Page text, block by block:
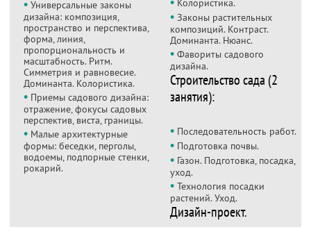
• Универсальные законы
дизайна: композиция,
пространство и перспектива,
форма, линия,
пропорциональность и
масштабность. Ритм.
Симметрия и равновесие.
Доминанта. Колористика.
• Приемы садового дизайна:
отражение, фокусы садовых
перспектив, виста, границы.
• Малые архитектурные
формы: беседки, перголы,
водоемы, подпорные стенки,
рокарий.
Колористика.
• Законы растительных
композиций. Контраст.
Доминанта. Нюанс.
• Фавориты садового
дизайна.
Строительство сада (2
занятия):
• Последовательность работ.
• Подготовка почвы.
• Газон. Подготовка, посадка,
уход.
• Технология посадки
растений. Уход.
Дизайн-проект.